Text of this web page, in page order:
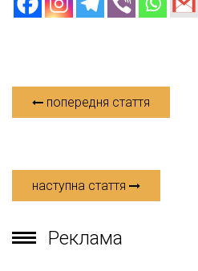
попередня стаття
наступна стаття
Реклама